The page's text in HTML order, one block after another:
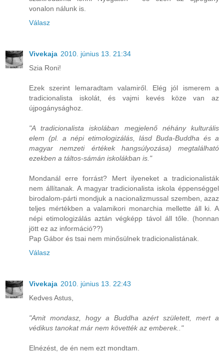
vonalon nálunk is.
Válasz
Vivekaja 2010. június 13. 21:34
Szia Roni!
Ezek szerint lemaradtam valamiről. Elég jól ismerem a
tradicionalista iskolát, és vajmi kevés köze van az
újpogánysághoz.
"A tradicionalista iskolában megjelenő néhány kulturális
elem (pl. a népi etimologizálás, lásd Buda-Buddha és a
magyar nemzeti értékek hangsúlyozása) megtalálható
ezekben a táltos-sámán iskolákban is."
Mondanál erre forrást? Mert ilyeneket a tradicionalisták
nem állítanak. A magyar tradicionalista iskola éppenséggel
birodalom-párti mondjuk a nacionalizmussal szemben, azaz
teljes mértékben a valamikori monarchia mellette áll ki. A
népi etimologizálás aztán végképp távol áll tőle. (honnan
jött ez az információ??)
Pap Gábor és tsai nem minősülnek tradicionalistának.
Válasz
Vivekaja 2010. június 13. 22:43
Kedves Astus,
"Amit mondasz, hogy a Buddha azért született, mert a
védikus tanokat már nem követték az emberek.."
Elnézést, de én nem ezt mondtam.